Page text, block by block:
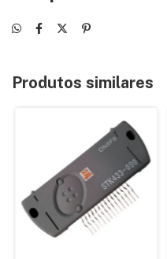
Produtos similares